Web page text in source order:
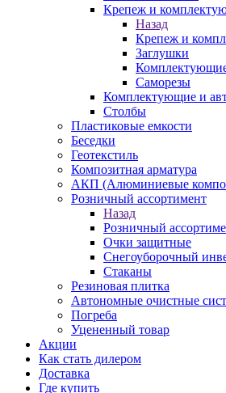
Крепеж и
Назад
Крепеж и
Заглушки
Комплектующие
Саморезы
Комплектующие и
Столбы
Пластиковые емкости
Беседки
Геотекстиль
Композитная арматура
АКП (Алюминиевые
Розничный ассортимент
Назад
Розничный
Очки защитные
Снегоуборочный
Стаканы
Резиновая плитка
Автономные очистные
Погреба
Уцененный товар
Акции
Как стать дилером
Доставка
Где купить